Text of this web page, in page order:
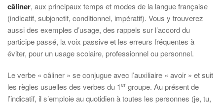
câliner, aux principaux temps et modes de la langue française
(indicatif, subjonctif, conditionnel, impératif). Vous y trouverez
aussi des exemples d’usage, des rappels sur l’accord du
participe passé, la voix passive et les erreurs fréquentes à
éviter, pour un usage scolaire, professionnel ou personnel.
Le verbe « câliner » se conjugue avec l’auxiliaire « avoir » et suit
les règles usuelles des verbes du 1er groupe. Au présent de
l’indicatif, il s’emploie au quotidien à toutes les personnes (je, tu,